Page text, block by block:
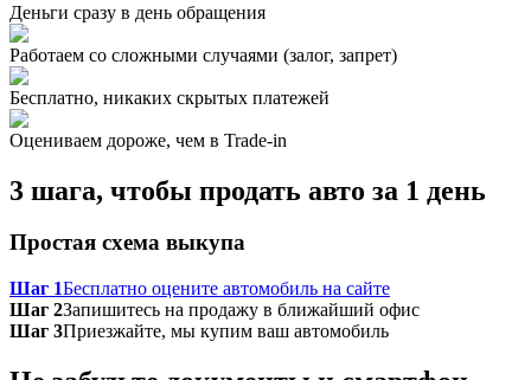
Деньги сразу в день обращения
Работаем со сложными случаями (залог, запрет)
Бесплатно, никаких скрытых платежей
Оцениваем дороже, чем в Trade‑in
3 шага, чтобы продать авто за 1 день
Простая схема выкупа
Шаг 1Бесплатно оцените автомобиль на сайте
Шаг 2Запишитесь на продажу в ближайший офис
Шаг 3Приезжайте, мы купим ваш автомобиль